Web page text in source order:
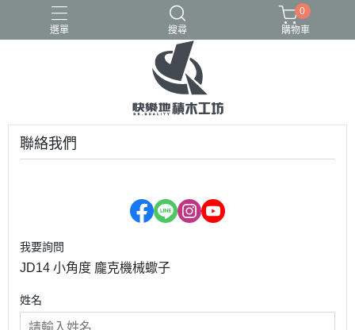
選單 搜尋
熾造社
0
購物車
聯絡我們
我要詢問
JD14 小角度 龐克機械蠍子
姓名